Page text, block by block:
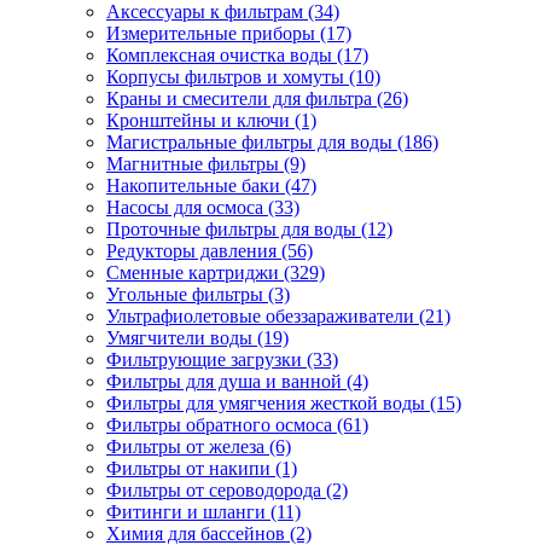
Аксессуары к фильтрам (34)
Измерительные приборы (17)
Комплексная очистка воды (17)
Корпусы фильтров и хомуты (10)
Краны и смесители для фильтра (26)
Кронштейны и ключи (1)
Магистральные фильтры для воды (186)
Магнитные фильтры (9)
Накопительные баки (47)
Насосы для осмоса (33)
Проточные фильтры для воды (12)
Редукторы давления (56)
Сменные картриджи (329)
Угольные фильтры (3)
Ультрафиолетовые обеззараживатели (21)
Умягчители воды (19)
Фильтрующие загрузки (33)
Фильтры для душа и ванной (4)
Фильтры для умягчения жесткой воды (15)
Фильтры обратного осмоса (61)
Фильтры от железа (6)
Фильтры от накипи (1)
Фильтры от сероводорода (2)
Фитинги и шланги (11)
Химия для бассейнов (2)